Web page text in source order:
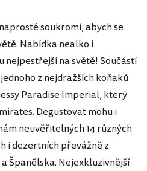
soukromí, abych se
Nabídka nealko i
na světě! Součástí
z nejdražších koňaků
Paradise Imperial, který
Degustovat mohu i
neuvěřitelných 14 různých
i dezertních převážně z
Španělska. Nejexkluzivnější